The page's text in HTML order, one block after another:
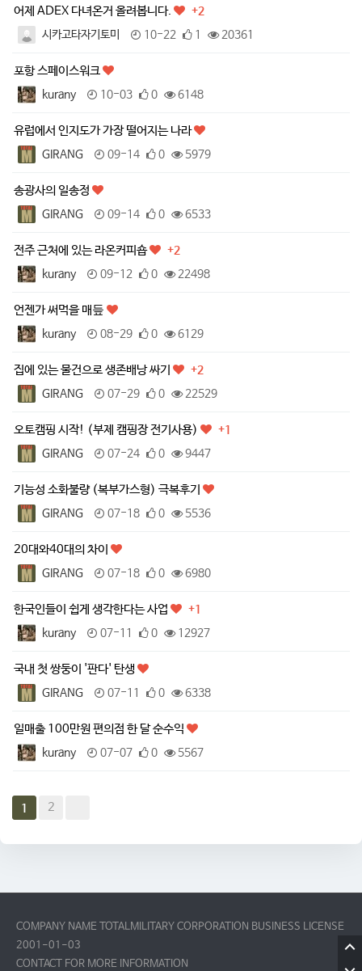
어제 ADEX 다녀온거 올려봅니다.
+2
시카고타자기토미
10-22 1 20361
포항 스페이스워크
kurany 10-03 0 6148
유럽에서 인지도가 가장 떨어지는 나라
GIRANG 09-14 0 5979
송광사의 일송정
GIRANG 09-14 0 6533
전주 근처에 있는 라온커피숍
+2
kurany
09-12 0 22498
언젠가 써먹을 매듶
kurany 08-29 0 6129
집에 있는 물건으로 생존배낭 싸기
+2
GIRANG
07-29 0 22529
오토캠핑 시작! (부제 캠핑장 전기사용)
+1
GIRANG
07-24 0 9447
기능성 소화불량 (복부가스형) 극복후기
GIRANG 07-18 0 5536
20대와40대의 차이
GIRANG 07-18 0 6980
한국인들이 쉽게 생각한다는 사업
+1
kurany
07-11 0 12927
국내 첫 쌍둥이 '판다' 탄생
GIRANG 07-11 0 6338
일매출 100만원 편의점 한 달 순수익
kurany 07-07 0 5567
1 2
COMPANY NAME TOTALMILITARY CORPORATION BUSINESS LICENSE
2001-01-03
CONTACT FOR MORE INFORMATION